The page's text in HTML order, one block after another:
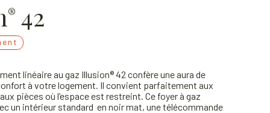
® 42
linéaire au gaz Illusion® 42 confère une aura de
à votre logement. Il convient parfaitement aux
pièces où l’espace est restreint. Ce foyer à gaz
un intérieur standard en noir mat, une télécommande